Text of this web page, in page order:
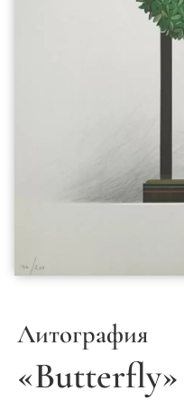
Литография
«Butterfly»